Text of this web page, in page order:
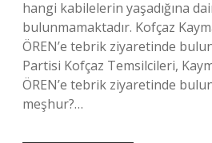
hangi kabilelerin yaşadığına
bulunmamaktadır. Kofçaz
ÖREN’e tebrik ziyaretinde
Partisi Kofçaz Temsilcileri,
ÖREN’e tebrik ziyaretinde
meşhur?…